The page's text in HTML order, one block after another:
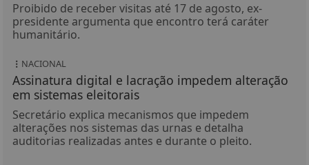
Proibido de receber visitas até 17 de agosto, ex-
presidente argumenta que encontro terá caráter
humanitário.
NACIONAL
Assinatura digital e lacração impedem alteração
em sistemas eleitorais
Secretário explica mecanismos que impedem
alterações nos sistemas das urnas e detalha
auditorias realizadas antes e durante o pleito.